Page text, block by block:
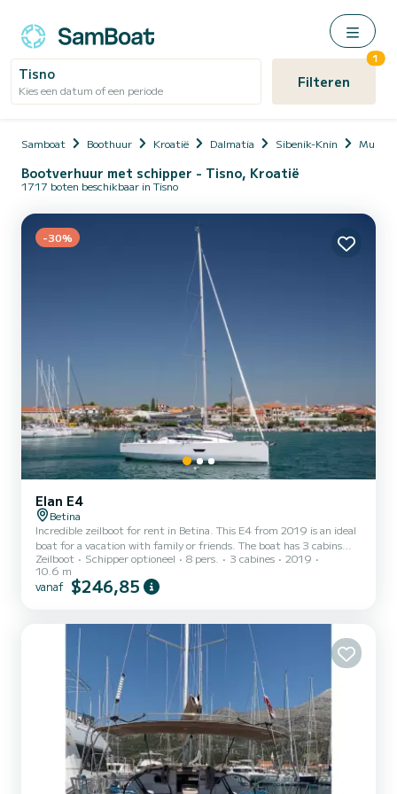
Tisno
Kies een datum of een periode Filteren
1
Samboat Boothuur Kroatië Dalmatia Sibenik-Knin Murter
Bootverhuur met schipper - Tisno, Kroatië
1717 boten beschikbaar in Tisno
-30%
Elan E4
Betina
Incredible zeilboot for rent in Betina. This E4 from 2019 is an ideal
boat for a vacation with family or friends. The boat has 3 cabins
with total comfort and a capacity of 8 passengers. With a total
length of 11 meters and 30 horsepower, it will be your best friend
when spending extraordinary holidays on the waters of Betina Voor
volgende uitrusting: Automatische...
Zeilboot Schipper optioneel 8 pers. 3 cabines
2019
10.6 m
vanaf $246,85